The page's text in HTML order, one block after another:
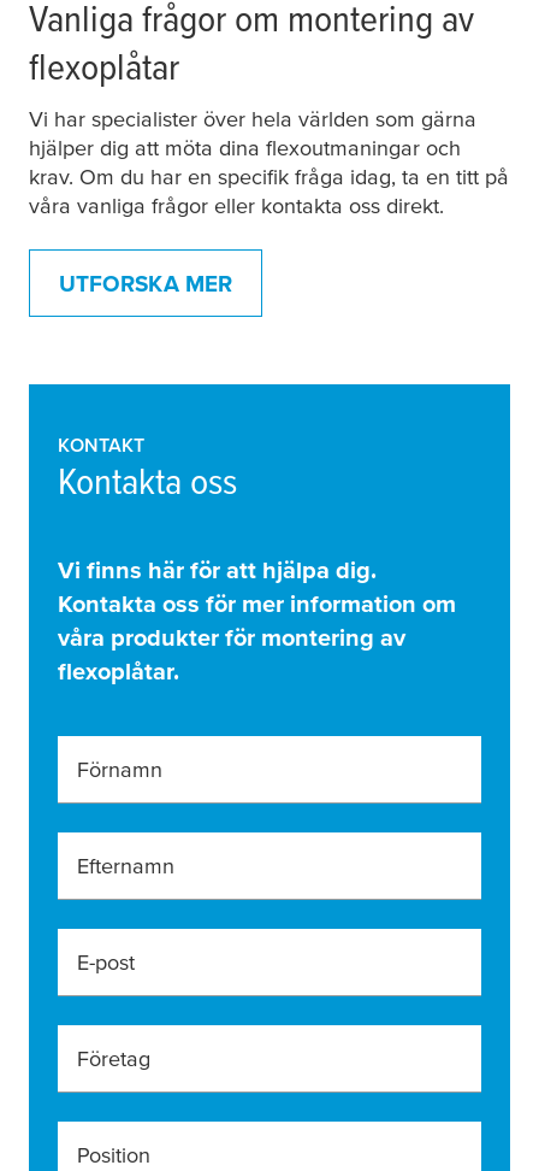
Vanliga frågor om montering av
flexoplåtar
Vi har specialister över hela världen som gärna
hjälper dig att möta dina flexoutmaningar och
krav. Om du har en specifik fråga idag, ta en titt på
våra vanliga frågor eller kontakta oss direkt.
UTFORSKA MER
KONTAKT
Kontakta oss
Vi finns här för att hjälpa dig.
Kontakta oss för mer information om
våra produkter för montering av
flexoplåtar.
Förnamn
Efternamn
E-post
Företag
Position